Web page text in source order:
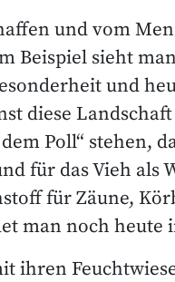
und vom
Beispiel sieht
und
diese
Poll“ stehen,
für das Vieh als
für Zäune,
man noch heute
ihren